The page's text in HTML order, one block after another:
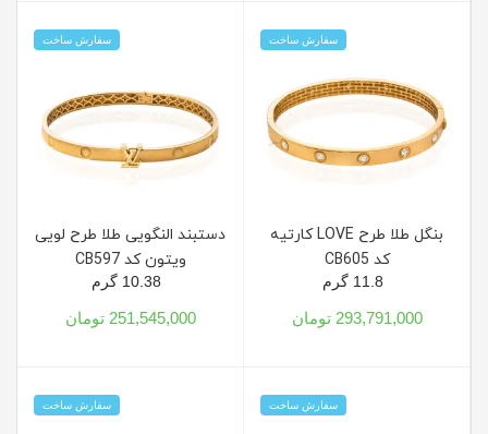
سفارش ساخت
بنگل طلا طرح LOVE کارتیه
کد CB605
293,791,000 تومان
سفارش ساخت
دستبند النگویی طلا طرح لویی
ویتون کد CB597
251,545,000 تومان
سفارش ساخت سفارش ساخت